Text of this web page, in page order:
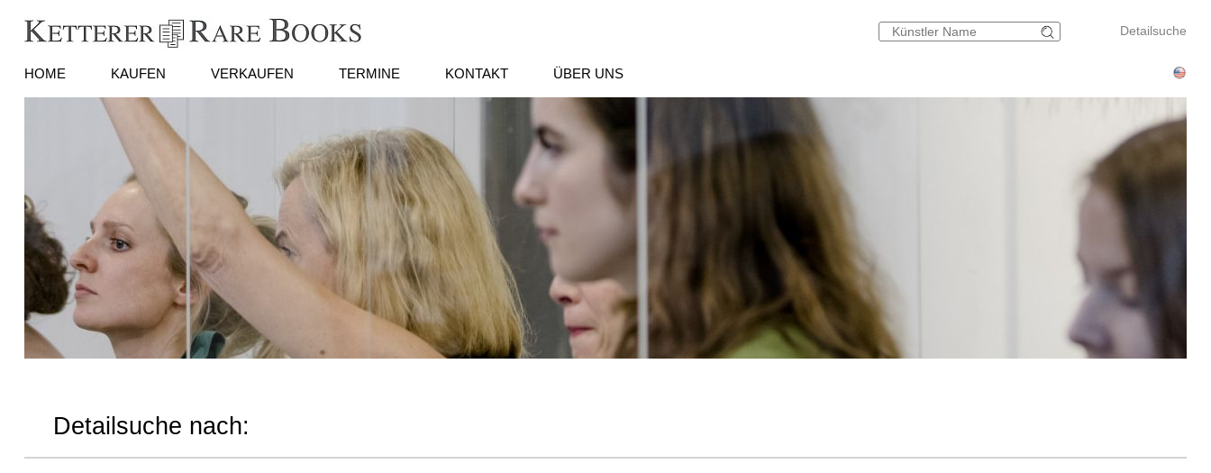
Detailsuche
HOME KAUFEN VERKAUFEN TERMINE KONTAKT ÜBER UNS
Detailsuche nach: